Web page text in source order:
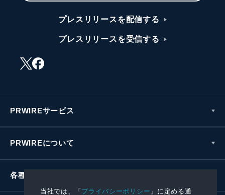
当社では、「プライバシーポリシー 」に定める通
プレスリリースを配信する
プレスリリースを受信する
PRWIREサービス
PRWIREについて
各種お問い合わせ